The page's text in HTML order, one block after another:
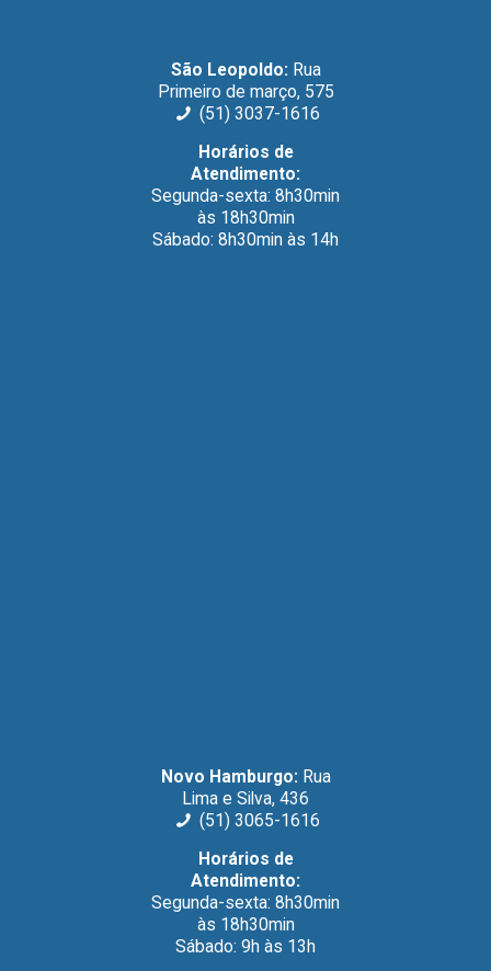
prescritos.
QUERO
RESOLVER
MINHAS
DÚVIDAS
São Leopoldo: Rua
Primeiro de março, 575
(51) 3037-1616
Horários de
Atendimento:
Segunda-sexta: 8h30min
às 18h30min
Sábado: 8h30min às 14h
Novo Hamburgo: Rua
Lima e Silva, 436
(51) 3065-1616
Horários de
Atendimento:
Segunda-sexta: 8h30min
às 18h30min
Sábado: 9h às 13h